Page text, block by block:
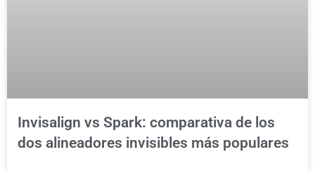
Invisalign vs Spark: comparativa de los
dos alineadores invisibles más populares